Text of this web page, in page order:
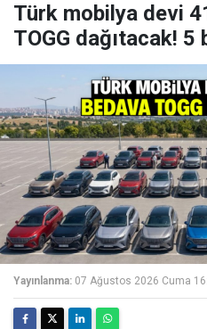
Türk mobilya devi
TOGG dağıtacak! 5
Yayınlanma: 07 Ağustos 2026 Cuma